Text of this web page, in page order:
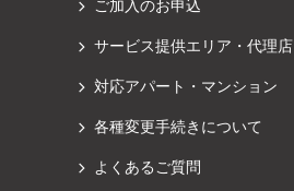
ご加入のお申込
サービス提供エリア・代理店
対応アパート・マンション
各種変更手続きについて
よくあるご質問